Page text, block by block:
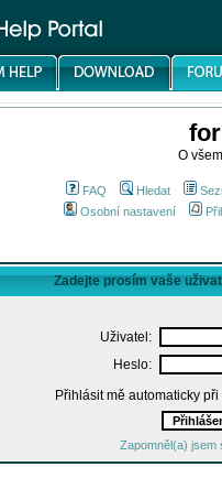
O
FAQ Hledat
Osobní nastavení
Zadejte prosím vaše
Uživatel:
Heslo:
Přihlásit mě automaticky
Zapomněl(a) jsem